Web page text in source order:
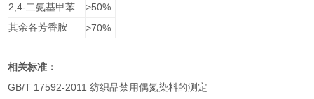
2,4- 二氨基甲苯 >50%
其余各芳香胺 >70%
相关标准：
GB/T 17592-2011纺织品禁用偶氮染料的测定